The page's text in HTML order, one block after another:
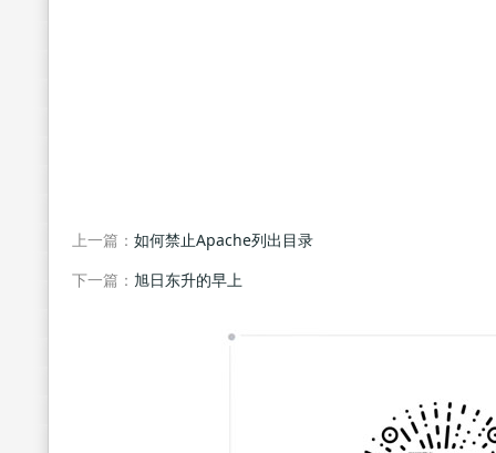
上一篇： 如何禁止Apache列出目录
下一篇： 旭日东升的早上